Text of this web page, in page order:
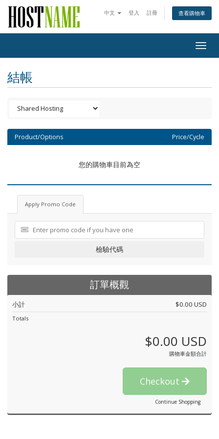
中文 登入 註冊 查看購物車
結帳
Product/Options Price/Cycle
您的購物車目前為空
Apply Promo Code
檢驗代碼
訂單概觀
小計 $0.00 USD
Totals
$0.00 USD
購物車金額合計
Checkout
Continue Shopping